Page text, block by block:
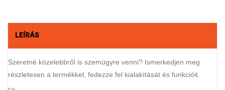
LEÍRÁS
Szeretné közelebbről is szemügyre venni? Ismerkedjen meg
részletesen a termékkel, fedezze fel kialakítását és funkcióit.